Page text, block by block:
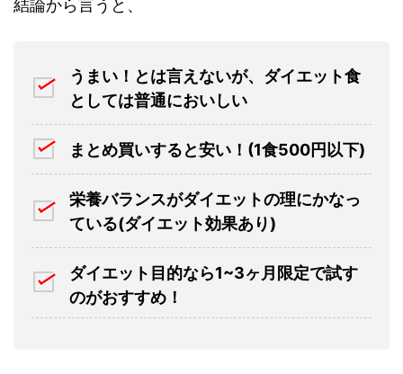
結論から言うと、
うまい！とは言えないが、ダイエット食
としては普通においしい
まとめ買いすると安い！(1食500円以下)
栄養バランスがダイエットの理にかなっ
ている(ダイエット効果あり)
ダイエット目的なら1~3ヶ月限定で試す
のがおすすめ！